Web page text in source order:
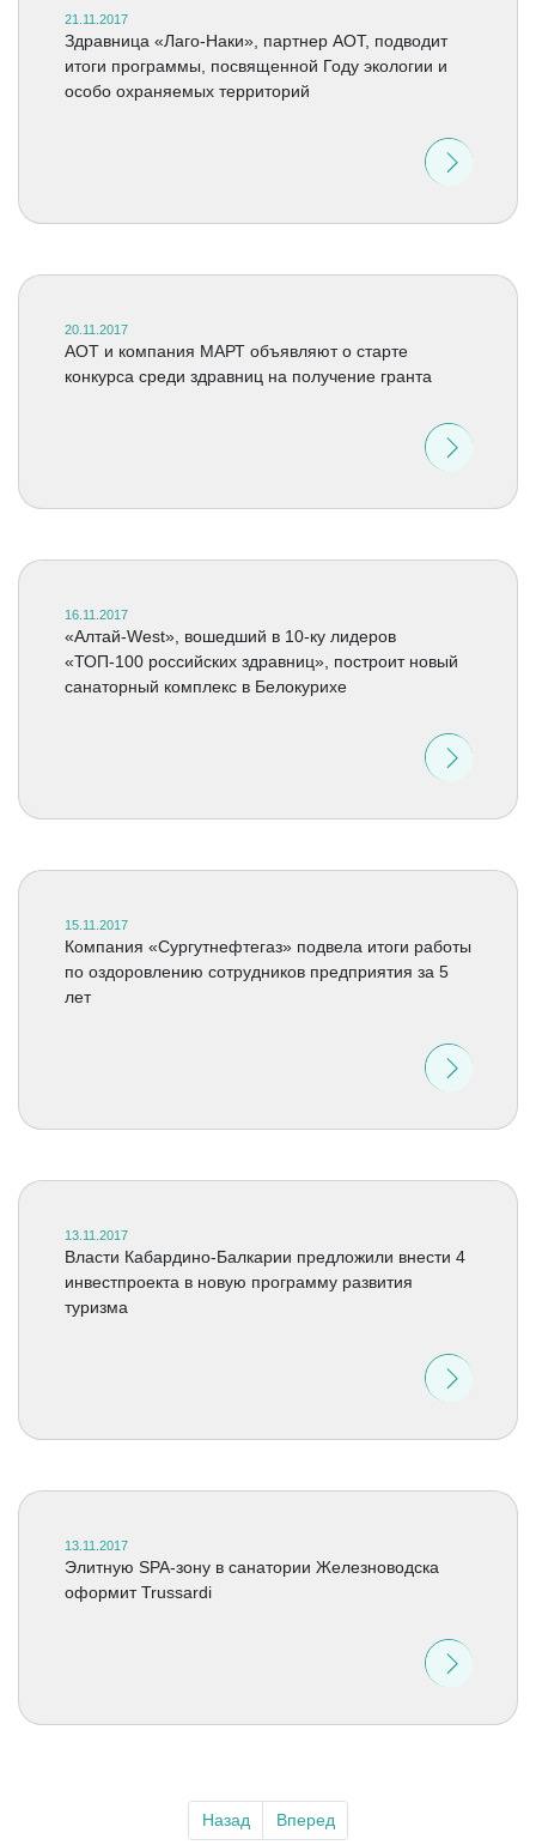
21.11.2017
Здравница «Лаго-Наки», партнер АОТ, подводит
итоги программы, посвященной Году экологии и
особо охраняемых территорий
20.11.2017
АОТ и компания МАРТ объявляют о старте
конкурса среди здравниц на получение гранта
16.11.2017
«Алтай-West», вошедший в 10-ку лидеров
«ТОП-100 российских здравниц», построит новый
санаторный комплекс в Белокурихе
15.11.2017
Компания «Сургутнефтегаз» подвела итоги работы
по оздоровлению сотрудников предприятия за 5
лет
13.11.2017
Власти Кабардино-Балкарии предложили внести 4
инвестпроекта в новую программу развития
туризма
13.11.2017
Элитную SPA-зону в санатории Железноводска
оформит Trussardi
Назад Вперед